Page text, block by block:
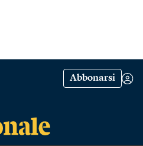
Abbonarsi